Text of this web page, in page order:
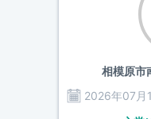
相模原市
2026年07月